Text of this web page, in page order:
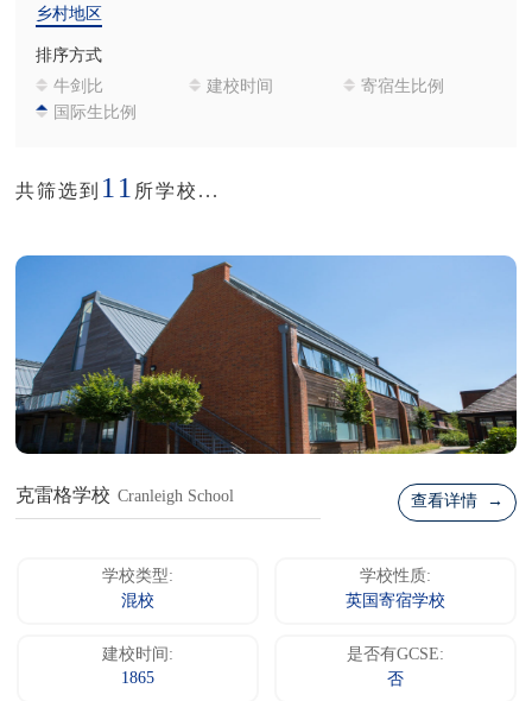
乡村地区
排序方式
牛剑比
建校时间
寄宿生比例
国际生比例
共筛选到 11 所学校...
克雷格学校 Cranleigh School 查看详情 →
学校类型:
混校
学校性质:
英国寄宿学校
建校时间:
1865
是否有GCSE:
否